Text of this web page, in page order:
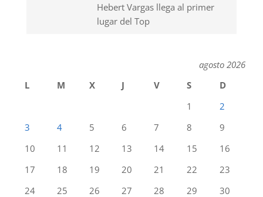
Hebert Vargas llega al primer
lugar del Top
agosto 2026
L
M X J V S
D
1
2
3
4 5 6 7 8
9
10
11 12 13 14 15
16
17
18 19 20 21 22
23
24
25 26 27 28 29
30